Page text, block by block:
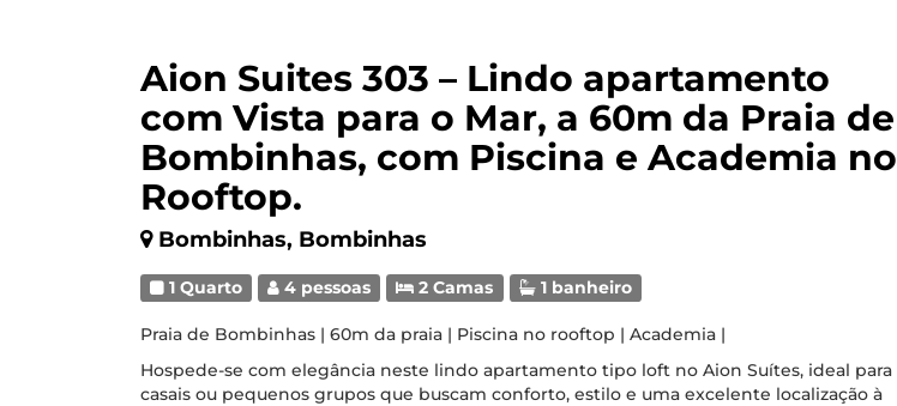
Aion Suites 303 – Lindo apartamento
com Vista para o Mar, a 60m da Praia de
Bombinhas, com Piscina e Academia no
Rooftop.
Bombinhas, Bombinhas
1 Quarto 4 pessoas 2 Camas 1 banheiro
Praia de Bombinhas | 60m da praia | Piscina no rooftop | Academia |
Hospede-se com elegância neste lindo apartamento tipo loft no Aion Suítes, ideal para
casais ou pequenos grupos que buscam conforto, estilo e uma excelente localização à